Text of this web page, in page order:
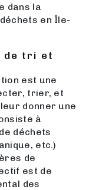
dans la
en Île-
de tri et
est une
trier, et
donner une
à
déchets
etc.)
de
est de
des